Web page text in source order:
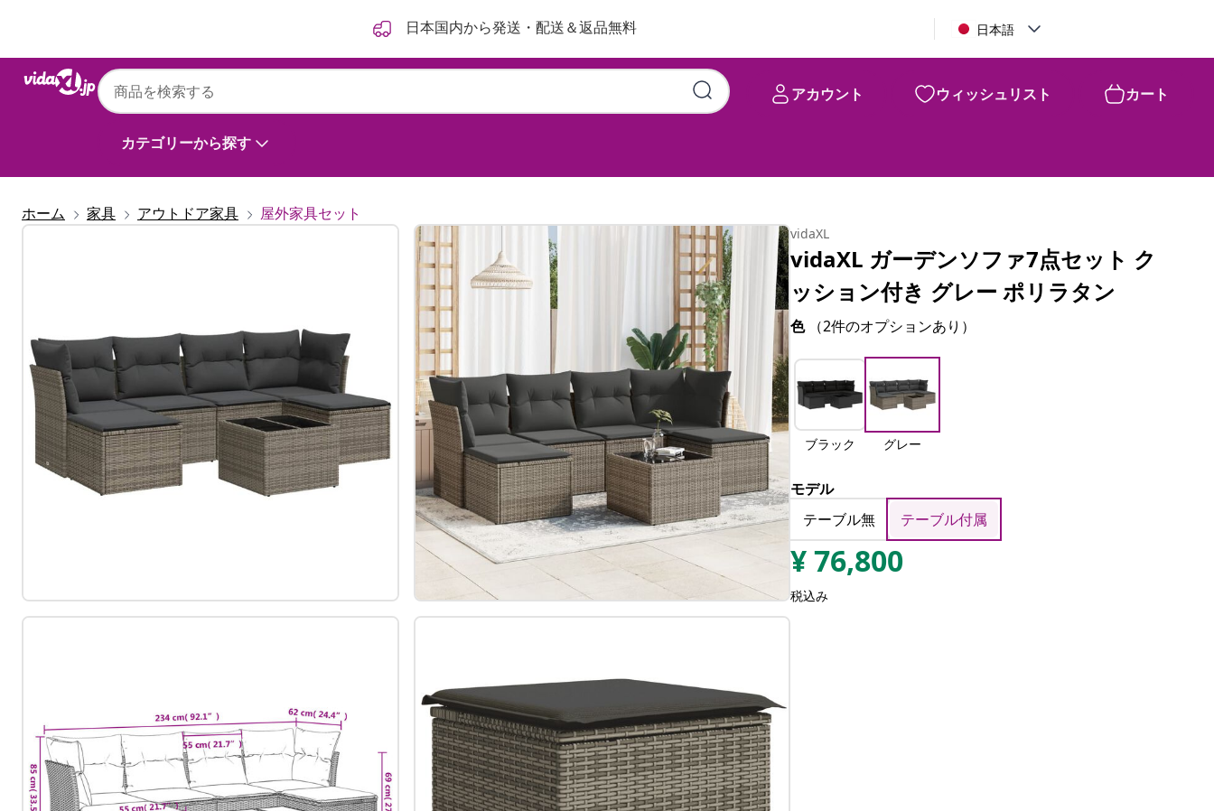
日本国内から発送・配送＆返品無料 日本語
カテゴリーから探す
アカウント ウィッシュリスト カート
ホーム 家具 アウトドア家具 屋外家具セット
vidaXL
vidaXL ガーデンソファ7点セット ク
ッション付き グレー ポリラタン
色 （2件のオプションあり）
ブラック グレー
モデル
テーブル無
テーブル付属
¥76,800
税込み